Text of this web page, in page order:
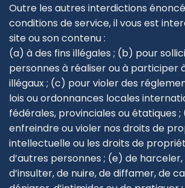
Outre les autres interdictions
conditions de service, il vous est
site ou son contenu :
(a) à des fins illégales ; (b) pour
personnes à réaliser ou à participer
illégaux ; (c) pour violer des
lois ou ordonnances locales
fédérales, provinciales ou étatiques
enfreindre ou violer nos droits de
intellectuelle ou les droits de
d’autres personnes ; (e) de harceler,
d’insulter, de nuire, de diffamer, de